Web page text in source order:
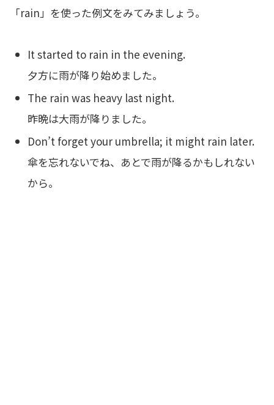
「rain」を使った例文をみてみましょう。
It started to rain in the evening.
夕方に雨が降り始めました。
The rain was heavy last night.
昨晩は大雨が降りました。
Don’t forget your umbrella; it might rain later.
傘を忘れないでね、あとで雨が降るかもしれない
から。